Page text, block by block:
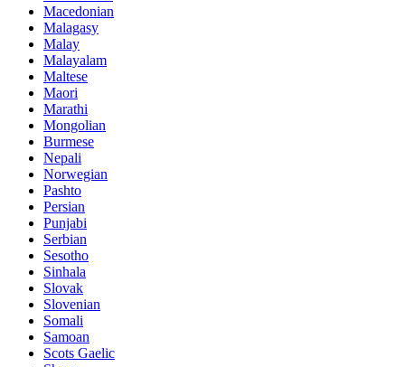
Macedonian
Malagasy
Malay
Malayalam
Maltese
Maori
Marathi
Mongolian
Burmese
Nepali
Norwegian
Pashto
Persian
Punjabi
Serbian
Sesotho
Sinhala
Slovak
Slovenian
Somali
Samoan
Scots Gaelic